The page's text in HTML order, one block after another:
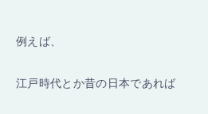
例えば、
江戸時代とか昔の日本であれば